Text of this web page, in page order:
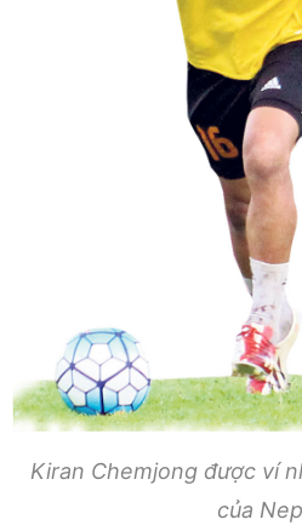
Kiran Chemjong được ví
của